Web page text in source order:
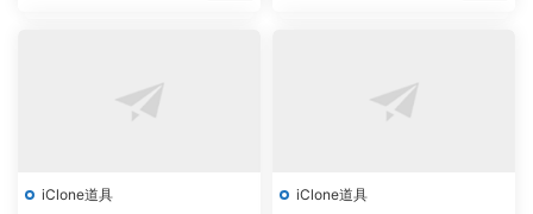
iClone道具 iClone道具